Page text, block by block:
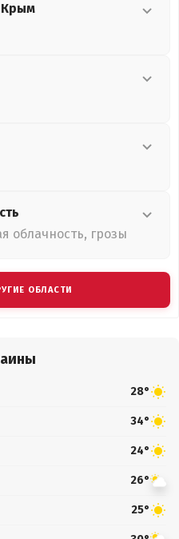
Крым
облачность, грозы
ОБЛАСТИ
28°
34°
24°
26°
25°